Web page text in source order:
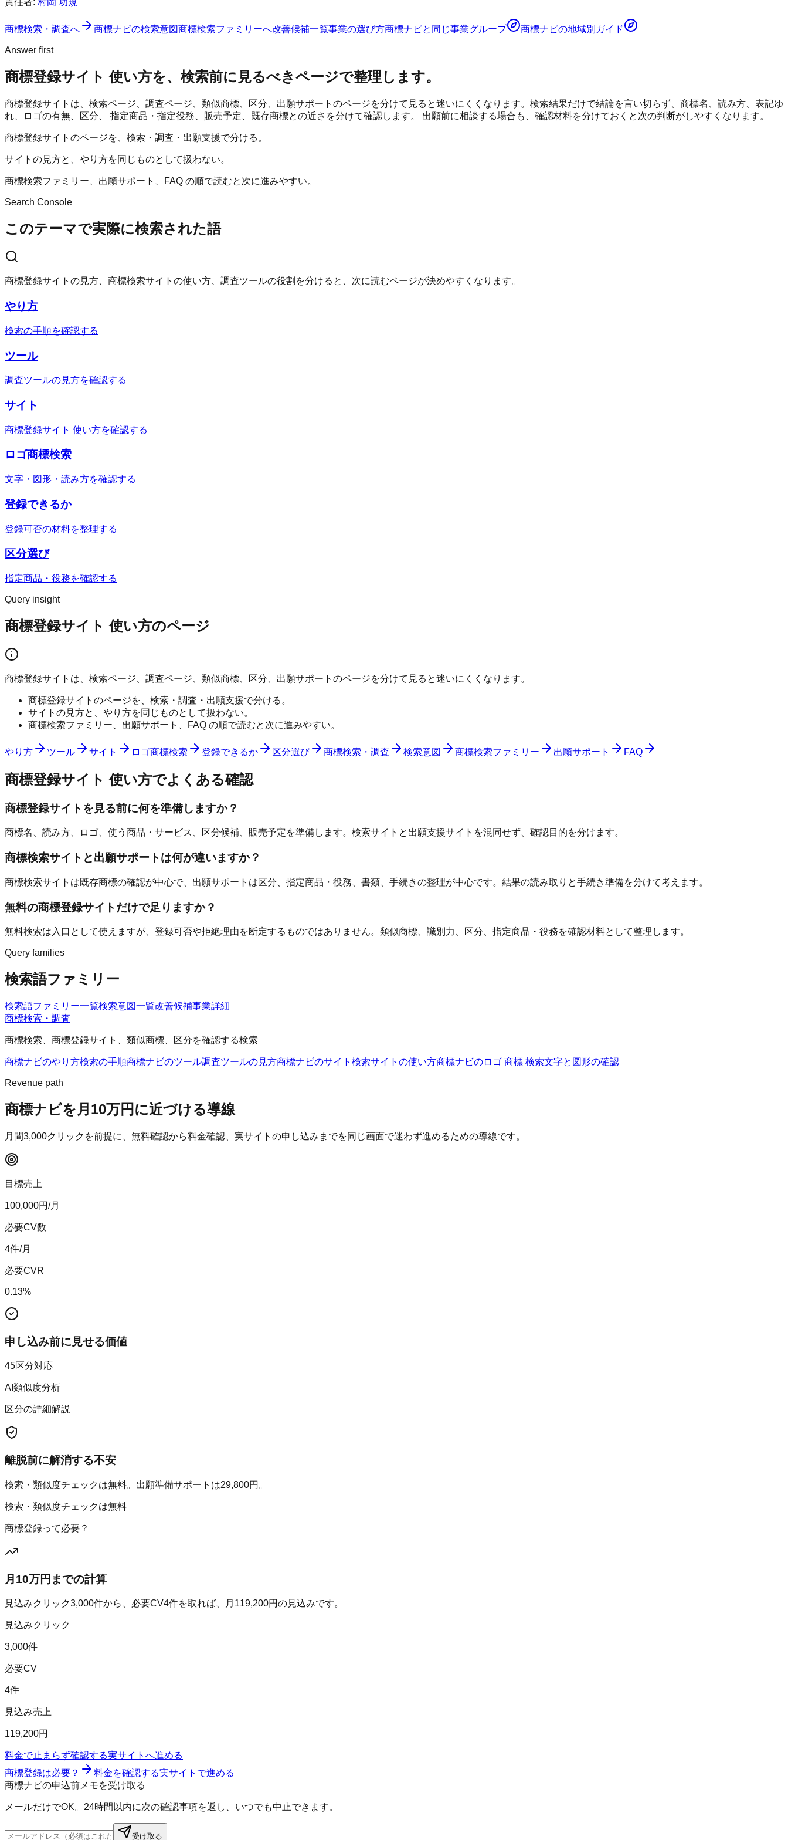
商標検索・調査へ 商標ナビの検索意図商標検索ファミリーへ改善候補一覧事業の選び方商標ナビと同じ事業グループ 商標ナビの地域別ガイド
Answer first
商標登録サイト 使い方を、検索前に見るべきページで整理します。
商標登録サイトは、検索ページ、調査ページ、類似商標、区分、出願サポートのページを分けて見ると迷いにくくなります。 検索結果だけで結論を言い切らず、商標名、読み方、表記ゆ
れ、ロゴの有無、区分、 指定商品・指定役務、販売予定、既存商標との近さを分けて確認します。 出願前に相談する場合も、確認材料を分けておくと次の判断がしやすくなります。
商標登録サイトのページを、検索・調査・出願支援で分ける。
サイトの見方と、やり方を同じものとして扱わない。
商標検索ファミリー、出願サポート、FAQ の順で読むと次に進みやすい。
Search Console
このテーマで実際に検索された語
商標登録サイトの見方、商標検索サイトの使い方、調査ツールの役割を分けると、次に読むページが決めやすくなります。
やり方
検索の手順を確認する
ツール
調査ツールの見方を確認する
サイト
商標登録サイト 使い方を確認する
ロゴ商標検索
文字・図形・読み方を確認する
登録できるか
登録可否の材料を整理する
区分選び
指定商品・役務を確認する
Query insight
商標登録サイト 使い方のページ
商標登録サイトは、検索ページ、調査ページ、類似商標、区分、出願サポートのページを分けて見ると迷いにくくなります。
商標登録サイトのページを、検索・調査・出願支援で分ける。
サイトの見方と、やり方を同じものとして扱わない。
商標検索ファミリー、出願サポート、FAQ の順で読むと次に進みやすい。
やり方 ツール サイト ロゴ商標検索 登録できるか 区分選び 商標検索・調査 検索意図 商標検索ファミリー 出願サポート FAQ
商標登録サイト 使い方でよくある確認
商標登録サイトを見る前に何を準備しますか？
商標名、読み方、ロゴ、使う商品・サービス、区分候補、販売予定を準備します。検索サイトと出願支援サイトを混同せず、確認目的を分けます。
商標検索サイトと出願サポートは何が違いますか？
商標検索サイトは既存商標の確認が中心で、出願サポートは区分、指定商品・役務、書類、手続きの整理が中心です。結果の読み取りと手続き準備を分けて考えます。
無料の商標登録サイトだけで足りますか？
無料検索は入口として使えますが、登録可否や拒絶理由を断定するものではありません。類似商標、識別力、区分、指定商品・役務を確認材料として整理します。
Query families
検索語ファミリー
検索語ファミリー一覧検索意図一覧改善候補事業詳細
商標検索・調査
商標検索、商標登録サイト、類似商標、区分を確認する検索
商標ナビのやり方検索の手順商標ナビのツール調査ツールの見方商標ナビのサイト 検索サイトの使い方商標ナビのロゴ 商標 検索文字と図形の確認
Revenue path
商標ナビを月10万円に近づける導線
月間3,000クリックを前提に、無料確認から料金確認、実サイトの申し込みまでを同じ画面で迷わず進めるための導線です。
目標売上
100,000円/月
必要CV数
4件/月
必要CVR
0.13%
申し込み前に見せる価値
45区分対応
AI類似度分析
区分の詳細解説
離脱前に解消する不安
検索・類似度チェックは無料。出願準備サポートは29,800円。
検索・類似度チェックは無料
商標登録って必要？
月10万円までの計算
見込みクリック3,000件から、必要CV4件を取れば、月 119,200円の見込みです。
見込みクリック
3,000件
必要CV
4件
見込み売上
119,200円
料金で止まらず確認する実サイトへ進める
商標登録は必要？
料金を確認する実サイトで進める
商標ナビの申込前メモを受け取る
メールだけでOK。24時間以内に次の確認事項を返し、いつでも中止できます。
受け取る